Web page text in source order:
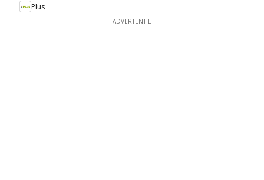
Plus
ADVERTENTIE